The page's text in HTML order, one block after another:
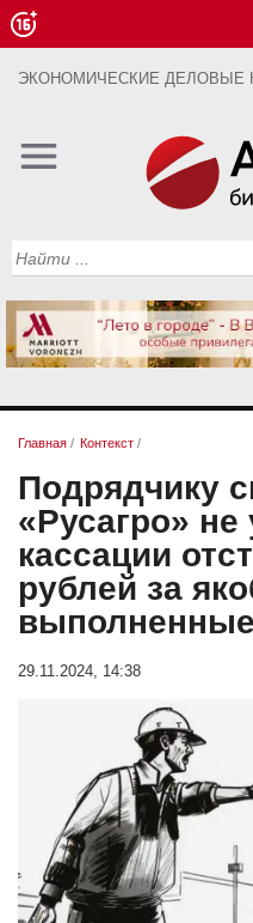
ЭКОНОМИЧЕСКИЕ ДЕЛОВЫЕ
Главная / Контекст /
Подрядчику
«Русагро» не
кассации
рублей за
29.11.2024, 14:38